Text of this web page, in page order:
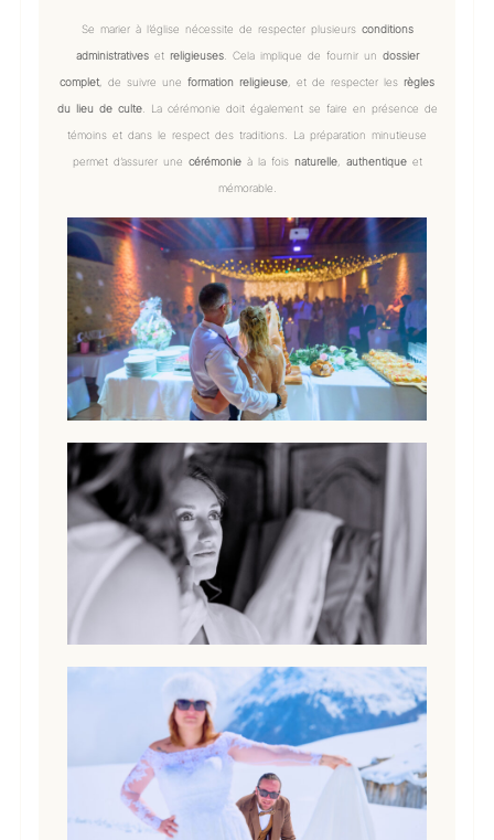
Se marier à l’église nécessite de respecter plusieurs conditions
administrativeset religieuses. Cela implique de fournir un dossier
complet, de suivre une formation religieuse, et de respecter les règles
du lieu de culte. La cérémonie doit également se faire en présence de
témoins et dans le respect des traditions. La préparation minutieuse
permet d’assurer une cérémonieà la fois naturelle, authentiqueet
mémorable.